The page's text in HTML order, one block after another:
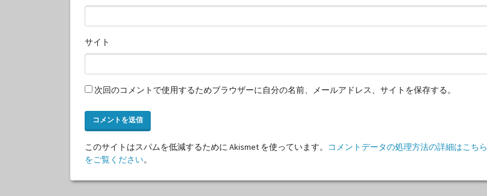
サイト
次回のコメントで使用するためブラウザーに自分の名前、メールアドレス、サイトを保存する。
このサイトはスパムを低減するために Akismet を使っています。
コメントデータの処理方法の詳細はこちら
をご覧ください。